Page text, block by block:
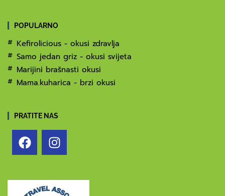
POPULARNO
Kefirolicious - okusi zdravlja
Samo jedan griz - okusi svijeta
Marijini brašnasti okusi
Mama.kuharica - brzi okusi
PRATITE NAS